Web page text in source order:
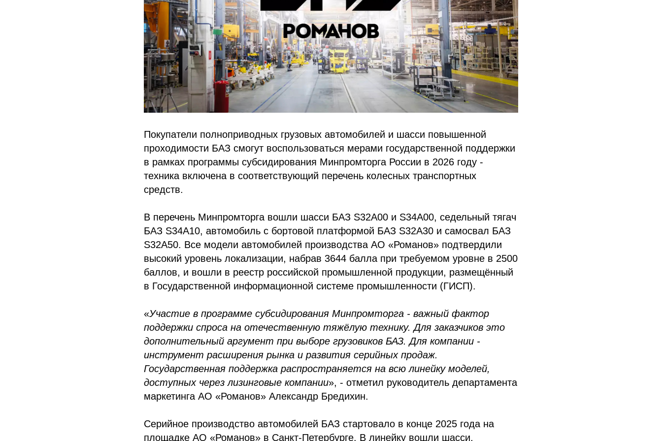
Покупатели полноприводных грузовых автомобилей и шасси повышенной
проходимости БАЗ смогут воспользоваться мерами государственной поддержки
в рамках программы субсидирования Минпромторга России в 2026 году -
техника включена в соответствующий перечень колесных транспортных
средств.
В перечень Минпромторга вошли шасси БАЗ S32А00 и S34А00, седельный тягач
БАЗ S34А10, автомобиль с бортовой платформой БАЗ S32А30 и самосвал БАЗ
S32А50. Все модели автомобилей производства АО «Романов» подтвердили
высокий уровень локализации, набрав 3644 балла при требуемом уровне в 2500
баллов, и вошли в реестр российской промышленной продукции, размещённый
в Государственной информационной системе промышленности (ГИСП).
«Участие в программе субсидирования Минпромторга - важный фактор
поддержки спроса на отечественную тяжёлую технику. Для заказчиков это
дополнительный аргумент при выборе грузовиков БАЗ. Для компании -
инструмент расширения рынка и развития серийных продаж.
Государственная поддержка распространяется на всю линейку моделей,
доступных через лизинговые компании», - отметил руководитель департамента
маркетинга АО «Романов» Александр Бредихин.
Серийное производство автомобилей БАЗ стартовало в конце 2025 года на
площадке АО «Романов» в Санкт-Петербурге. В линейку вошли шасси,